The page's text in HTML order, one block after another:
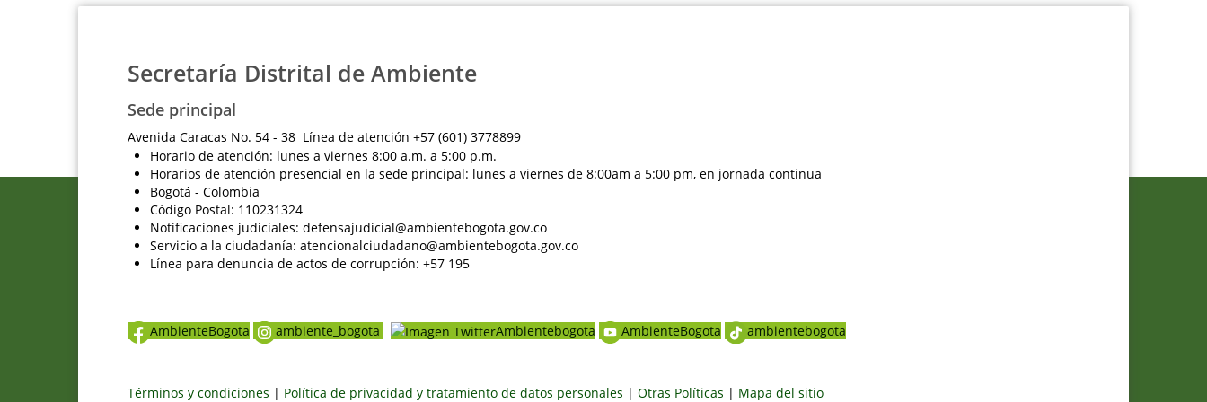
Secretaría Distrital de Ambiente
Sede principal
Avenida Caracas No. 54 - 38 Línea de atención +57 (601) 3778899
Horario de atención: lunes a viernes 8:00 a.m. a 5:00 p.m.
Horarios de atención presencial en la sede principal: lunes a viernes de 8:00am a 5:00 pm, en jornada continua
Bogotá - Colombia
Código Postal: 110231324
Notificaciones judiciales: defensajudicial@ambientebogota.gov.co
Servicio a la ciudadanía: atencionalciudadano@ambientebogota.gov.co
Línea para denuncia de actos de corrupción: +57 195
AmbienteBogota ambiente_bogota Ambientebogota AmbienteBogota ambientebogota
Términos y condiciones | Política de privacidad y tratamiento de datos personales | Otras Políticas | Mapa del sitio